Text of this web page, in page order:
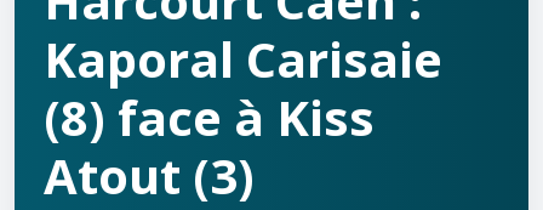
Kaporal Carisaie
(8) face à Kiss
Atout (3)